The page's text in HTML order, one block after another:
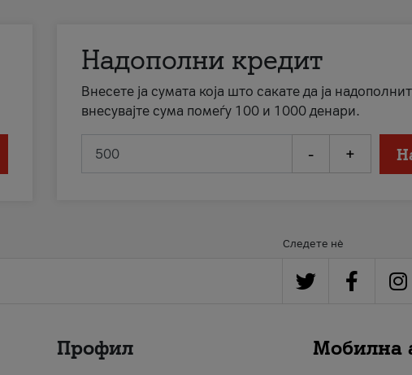
Надополни кредит
Внесете ја сумата која што сакате да ја
внесувајте сума помеѓу 100 и 1000 денари.
- +
Следете нè
Профил Мобилна